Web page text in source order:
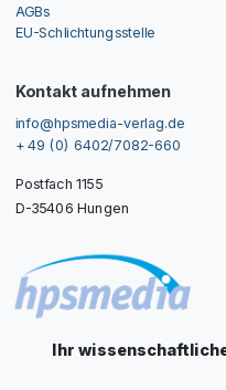
AGBs
EU-Schlichtungsstelle
Kontakt aufnehmen
info@hpsmedia-verlag.de
+ 49 (0) 6402/7082-660
Postfach 1155
D-35406 Hungen
Ihr